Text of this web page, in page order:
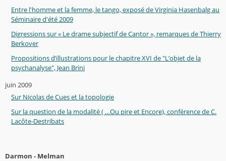
Entre l'homme et la femme, le tango, exposé de Virginia Hasenbalg au
Séminaire d'été 2009
Digressions sur « Le drame subjectif de Cantor », remarques de Thierry
Berkover
Propositions d’illustrations pour le chapitre XVI de "L’objet de la
psychanalyse", Jean Brini
juin 2009
Sur Nicolas de Cues et la topologie
Sur la question de la modalité ( …Ou pire et Encore), conférence de C.
Lacôte-Destribats
Darmon - Melman